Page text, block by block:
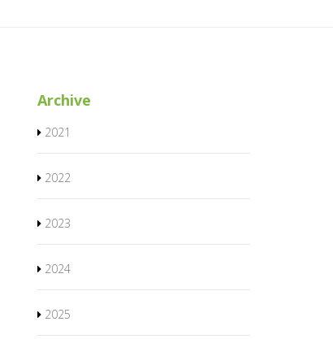
Archive
2021
2022
2023
2024
2025